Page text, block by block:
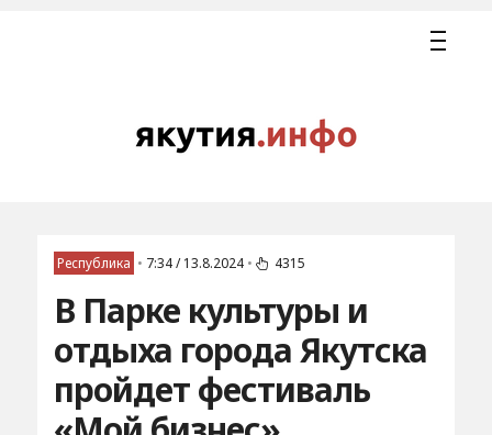
Республика • 7:34 / 13.8.2024 • 4315
В Парке культуры и
отдыха города Якутска
пройдет фестиваль